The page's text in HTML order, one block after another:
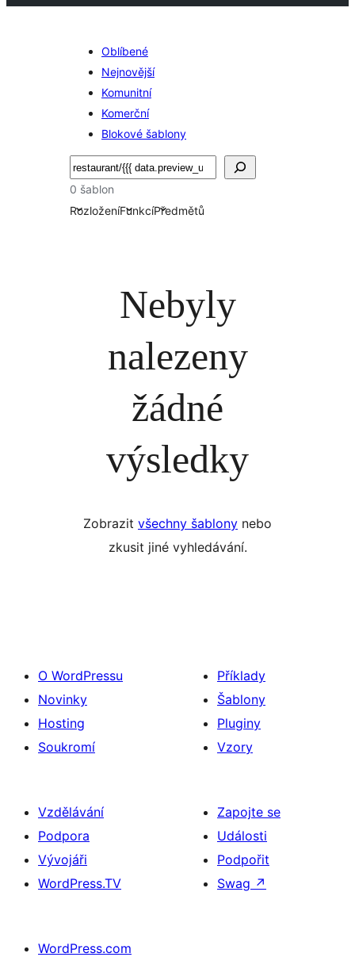
Oblíbené
Nejnovější
Komunitní
Komerční
Blokové šablony
Hledat
0 šablon
RozloženíFunkcíPředmětů
Nebyly
nalezeny
žádné
výsledky
Zobrazit všechny šablony nebo
zkusit jiné vyhledávání.
O WordPressu
Novinky
Hosting
Soukromí
Příklady
Šablony
Pluginy
Vzory
Vzdělávání
Podpora
Vývojáři
WordPress.TV
Zapojte se
Události
Podpořit
Swag ↗
WordPress.com